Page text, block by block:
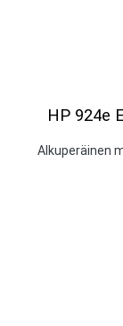
HP 924e
Alkuperäinen